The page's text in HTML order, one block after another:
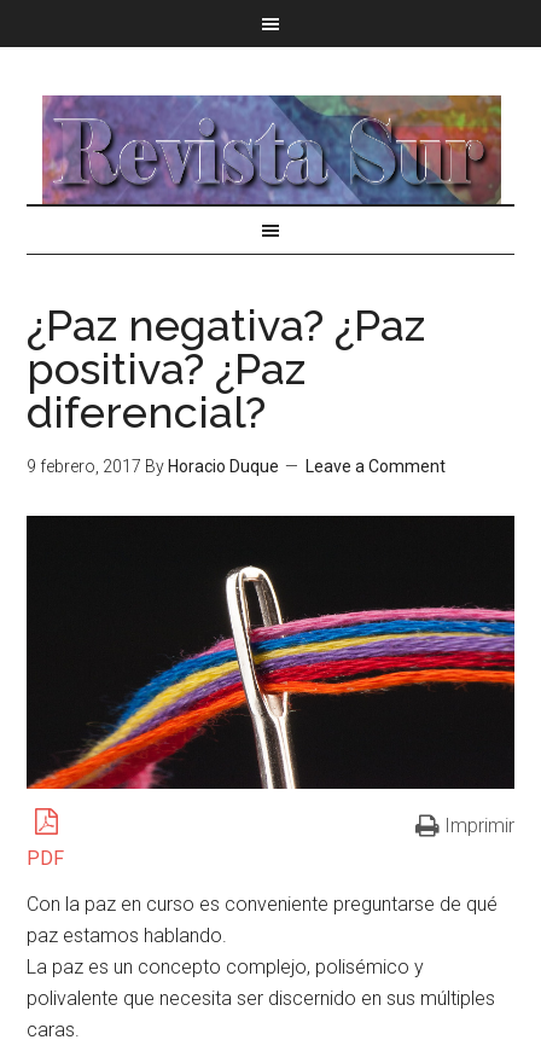
¿Paz negativa? ¿Paz
positiva? ¿Paz
diferencial?
9 febrero, 2017 By Horacio Duque Leave a Comment
PDF
Imprimir
Con la paz en curso es conveniente preguntarse de qué
paz estamos hablando.
La paz es un concepto complejo, polisémico y
polivalente que necesita ser discernido en sus múltiples
caras.